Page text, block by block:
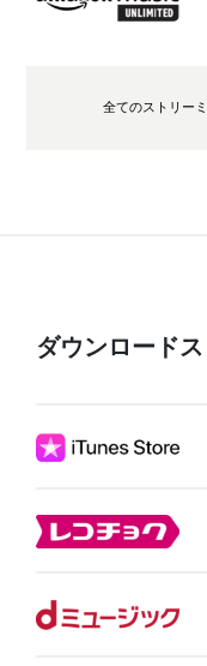
全てのストリー
ダウンロード